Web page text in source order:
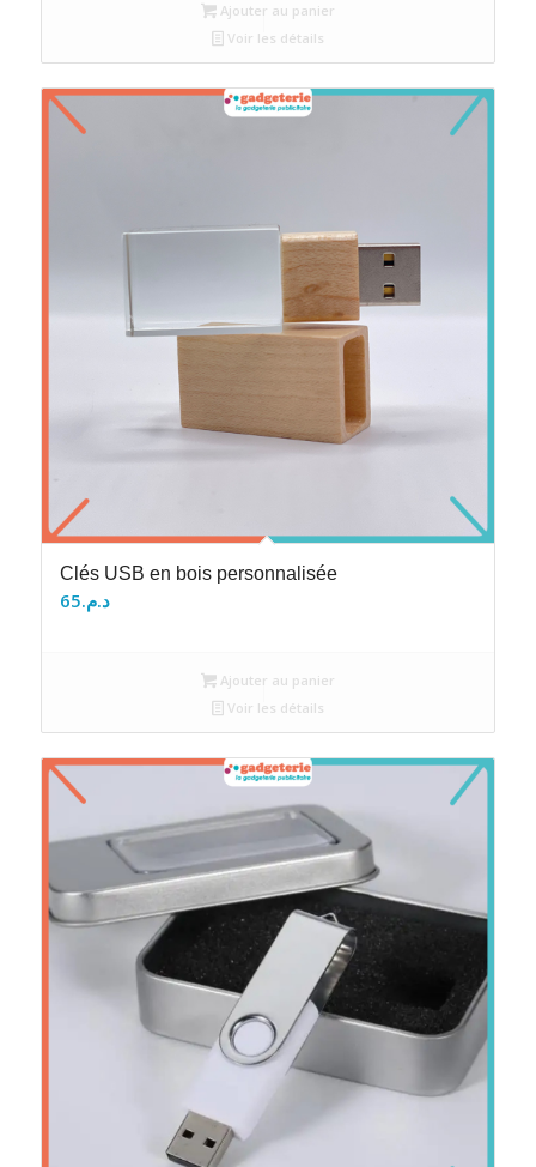
Ajouter au panier
Voir les détails
Clés USB en bois personnalisée
د.م.65
Ajouter au panier
Voir les détails